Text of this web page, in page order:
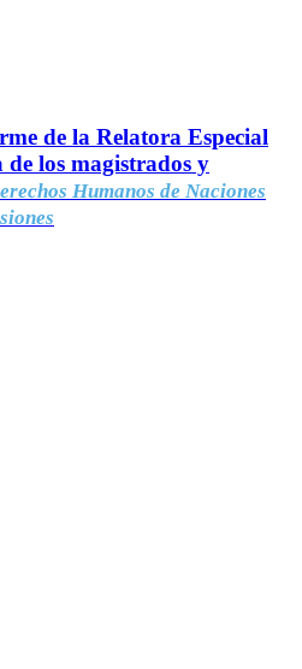
de la Relatora Especial
de los magistrados y
Humanos de Naciones